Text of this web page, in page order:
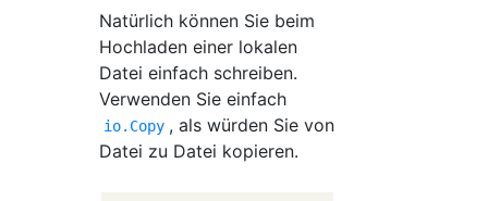
Natürlich können Sie beim
Hochladen einer lokalen
Datei einfach schreiben.
Verwenden Sie einfach
io.Copy , als würden Sie von
Datei zu Datei kopieren.